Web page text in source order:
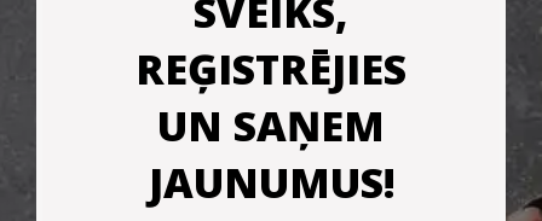
SVEIKS,
REĢISTRĒJIES
UN SAŅEM
JAUNUMUS!